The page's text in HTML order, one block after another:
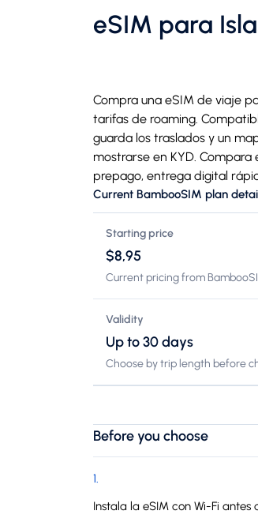
eSIM para
Compra una eSIM de viaje
tarifas de roaming.
guarda los traslados y un
mostrarse en KYD.
prepago, entrega digital
Current BambooSIM plan
Starting price
$8,95
Current pricing from
Validity
Up to 30 days
Choose by trip length before
Before you choose
1.
Instala la eSIM con Wi-Fi